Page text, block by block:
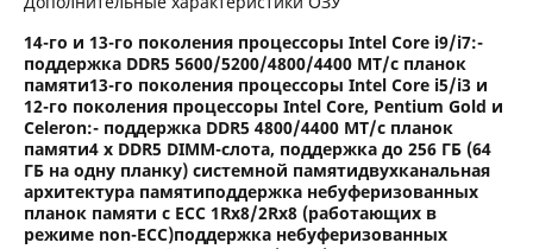
14-го и 13-го поколения процессоры Intel Core i9/i7:-
поддержка DDR5 5600/5200/4800/4400 МТ/с планок
памяти13-го поколения процессоры Intel Core i5/i3 и
12-го поколения процессоры Intel Core, Pentium Gold и
Celeron:- поддержка DDR5 4800/4400 МТ/с планок
памяти4 x DDR5 DIMM-слота, поддержка до 256 ГБ (64
ГБ на одну планку) системной памятидвухканальная
архитектура памятиподдержка небуферизованных
планок памяти с ECC 1Rx8/2Rx8 (работающих в
режиме non-ECC)поддержка небуферизованных